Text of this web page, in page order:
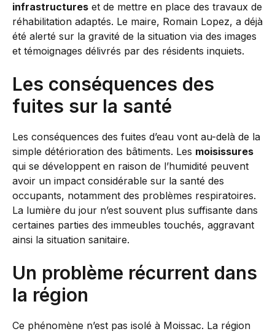
infrastructures et de mettre en place des travaux de
réhabilitation adaptés. Le maire, Romain Lopez, a déjà
été alerté sur la gravité de la situation via des images
et témoignages délivrés par des résidents inquiets.
Les conséquences des
fuites sur la santé
Les conséquences des fuites d’eau vont au-delà de la
simple détérioration des bâtiments. Les moisissures
qui se développent en raison de l’humidité peuvent
avoir un impact considérable sur la santé des
occupants, notamment des problèmes respiratoires.
La lumière du jour n’est souvent plus suffisante dans
certaines parties des immeubles touchés, aggravant
ainsi la situation sanitaire.
Un problème récurrent dans
la région
Ce phénomène n’est pas isolé à Moissac. La région